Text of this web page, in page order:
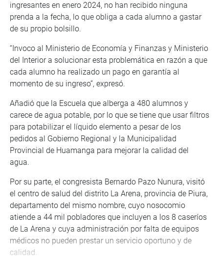
ingresantes en enero 2024, no han recibido ninguna
prenda a la fecha, lo que obliga a cada alumno a gastar
de su propio bolsillo.
“Invoco al Ministerio de Economía y Finanzas y Ministerio
del Interior a solucionar esta problemática en razón a que
cada alumno ha realizado un pago en garantía al
momento de su ingreso”, expresó.
Añadió que la Escuela que alberga a 480 alumnos y
carece de agua potable, por lo que se tiene que usar filtros
para potabilizar el líquido elemento a pesar de los
pedidos al Gobierno Regional y la Municipalidad
Provincial de Huamanga para mejorar la calidad del
agua.
Por su parte, el congresista Bernardo Pazo Nunura, visitó
el centro de salud del distrito La Arena, provincia de Piura,
departamento del mismo nombre, cuyo nosocomio
atiende a 44 mil pobladores que incluyen a los 8 caseríos
de La Arena y cuya administración por falta de equipos
médicos no pueden prestar un servicio oportuno y de
calidad.